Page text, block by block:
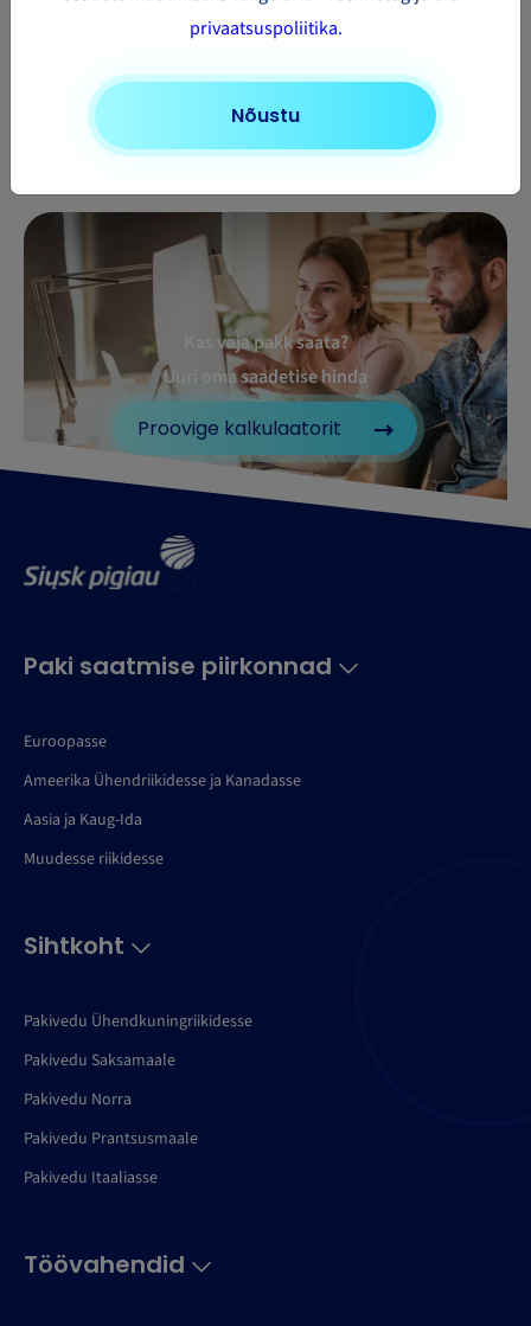
Kasahstani
Pakivedu
Kas vaja pakk saata?
Uuri oma saadetise hinda
Proovige kalkulaatorit
Paki saatmise piirkonnad
Euroopasse
Ameerika Ühendriikidesse ja Kanadasse
Aasia ja Kaug-Ida
Muudesse riikidesse
Sihtkoht
Pakivedu Ühendkuningriikidesse
Pakivedu Saksamaale
Pakivedu Norra
Pakivedu Prantsusmaale
Pakivedu Itaaliasse
Töövahendid
privaatsuspoliitika.
Nõustu